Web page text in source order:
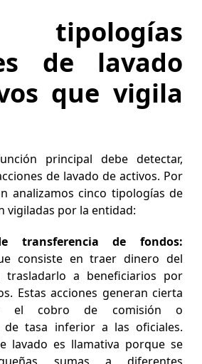
tipologías
de lavado
que vigila
principal debe detectar,
de lavado de activos. Por
analizamos cinco tipologías de
vigiladas por la entidad:
transferencia de fondos:
consiste en traer dinero del
trasladarlo a beneficiarios por
Estas acciones generan cierta
el cobro de comisión o
de tasa inferior a las oficiales.
lavado es llamativa porque se